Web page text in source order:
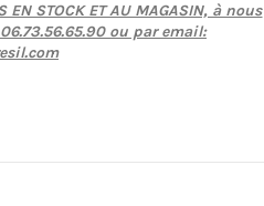
EN STOCK ET AU MAGASIN, à nous
ou par email: